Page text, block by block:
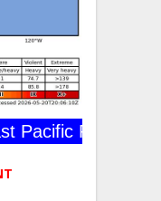
Rise | 2026-